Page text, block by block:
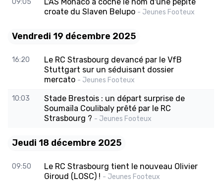
09:05
croate du Slaven Belupo - Jeunes Footeux
Vendredi 19 décembre 2025
16:20
Le RC Strasbourg devancé par le VfB
Stuttgart sur un séduisant dossier
mercato - Jeunes Footeux
10:03
Stade Brestois : un départ surprise de
Soumaïla Coulibaly prêté par le RC
Strasbourg ? - Jeunes Footeux
Jeudi 18 décembre 2025
09:50
Le RC Strasbourg tient le nouveau Olivier
Giroud (LOSC) ! - Jeunes Footeux